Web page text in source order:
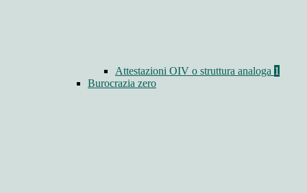
Attestazioni OIV o struttura analoga 1
Burocrazia zero